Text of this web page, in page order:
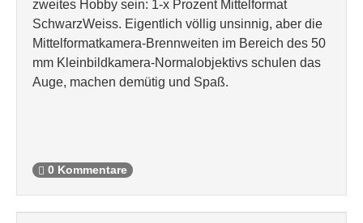
zweites Hobby sein: 1-x Prozent Mittelformat
SchwarzWeiss. Eigentlich völlig unsinnig, aber die
Mittelformatkamera-Brennweiten im Bereich des 50
mm Kleinbildkamera-Normalobjektivs schulen das
Auge, machen demütig und Spaß.
0 Kommentare